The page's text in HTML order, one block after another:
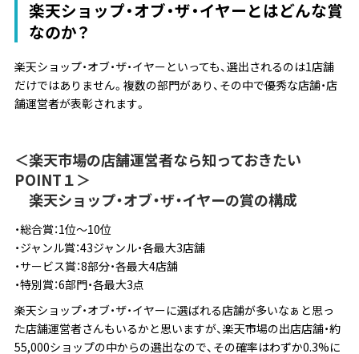
楽天ショップ・オブ・ザ・イヤーとはどんな賞
なのか？
楽天ショップ・オブ・ザ・イヤーといっても、選出されるのは1店舗
だけではありません。複数の部門があり、その中で優秀な店舗・店
舗運営者が表彰されます。
＜楽天市場の店舗運営者なら知っておきたい
POINT１＞
楽天ショップ・オブ・ザ・イヤーの賞の構成
・総合賞：1位～10位
・ジャンル賞：43ジャンル・各最大3店舗
・サービス賞：8部分・各最大4店舗
・特別賞：6部門・各最大3点
楽天ショップ・オブ・ザ・イヤーに選ばれる店舗が多いなぁと思っ
た店舗運営者さんもいるかと思いますが、楽天市場の出店店舗・約
55,000ショップの中からの選出なので、その確率はわずか0.3%に